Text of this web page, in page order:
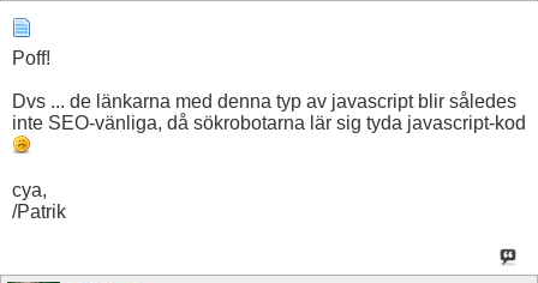
Poff!
Dvs ... de länkarna med denna typ av javascript blir således
inte SEO-vänliga, då sökrobotarna lär sig tyda javascript-kod
cya,
/Patrik